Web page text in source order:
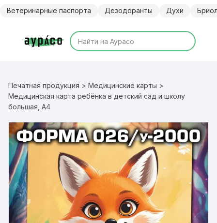
Ветеринарные паспорта Дезодоранты Духи
Печатная продукция >Медицинские карты >
Медицинская карта ребёнка в детский сад и школу
большая, А4